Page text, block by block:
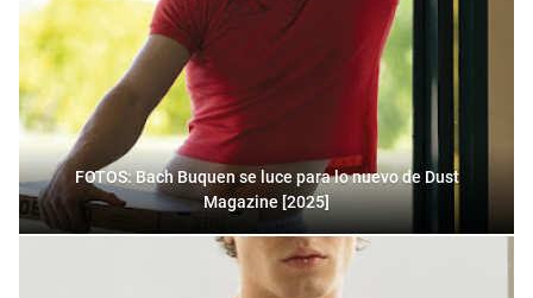
FOTOS: Bach Buquen se luce para lo nuevo de Dust
Magazine [2025]